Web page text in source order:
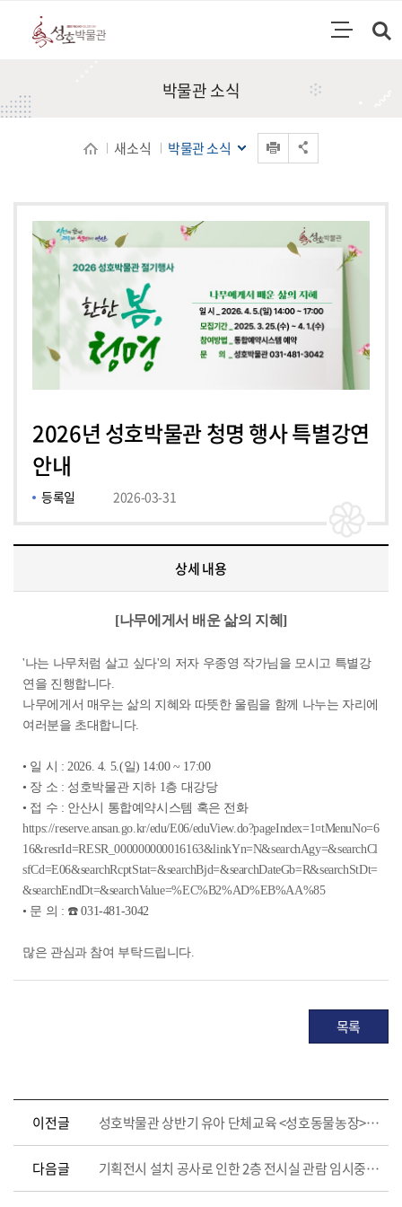
박물관 소식
새소식 박물관 소식
2026년 성호박물관 청명 행사 특별강연
안내
등록일 2026-03-31
상세 내용
[나무에게서 배운 삶의 지혜]
'나는 나무처럼 살고 싶다'의 저자 우종영 작가님을 모시고 특별강
연을 진행합니다.
나무에게서 매우는 삶의 지혜와 따뜻한 울림을 함께 나누는 자리에
여러분을 초대합니다.
• 일 시 : 2026. 4. 5.(일) 14:00 ~ 17:00
• 장 소 : 성호박물관 지하 1층 대강당
• 접 수 : 안산시 통합예약시스템 혹은 전화
https://reserve.ansan.go.kr/edu/E06/eduView.do?pageIndex=1¤tMenuNo=6
16&resrId=RESR_000000000016163&linkYn=N&searchAgy=&searchCl
sfCd=E06&searchRcptStat=&searchBjd=&searchDateGb=R&searchStDt=
&searchEndDt=&searchValue=%EC%B2%AD%EB%AA%85
• 문 의 : ☎️ 031-481-3042
많은 관심과 참여 부탁드립니다.
목록
이전글 성호박물관 상반기 유아 단체교육 <성호동물농장> 참여 기관 모집
다음글 기획전시 설치 공사로 인한 2층 전시실 관람 임시중단(4/28~5/28) 안내